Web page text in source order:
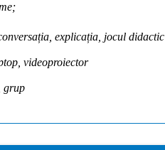
explicația, jocul didactic
videoproiector
grup